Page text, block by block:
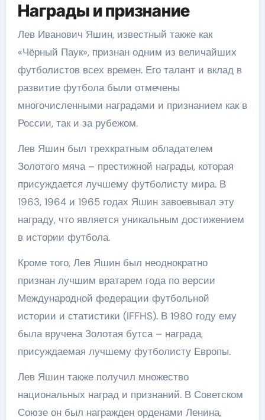
Награды и признание
Лев Иванович Яшин, известный также как
«Чёрный Паук», признан одним из величайших
футболистов всех времен. Его талант и вклад в
развитие футбола были отмечены
многочисленными наградами и признанием как в
России, так и за рубежом.
Лев Яшин был трехкратным обладателем
Золотого мяча – престижной награды, которая
присуждается лучшему футболисту мира. В
1963, 1964 и 1965 годах Яшин завоевывал эту
награду, что является уникальным достижением
в истории футбола.
Кроме того, Лев Яшин был неоднократно
признан лучшим вратарем года по версии
Международной федерации футбольной
истории и статистики (IFFHS). В 1980 году ему
была вручена Золотая бутса – награда,
присуждаемая лучшему футболисту Европы.
Лев Яшин также получил множество
национальных наград и признаний. В Советском
Союзе он был награжден орденами Ленина,